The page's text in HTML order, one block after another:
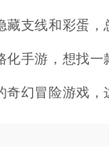
藏支线和彩蛋，
化手游，想找一
幻冒险游戏，